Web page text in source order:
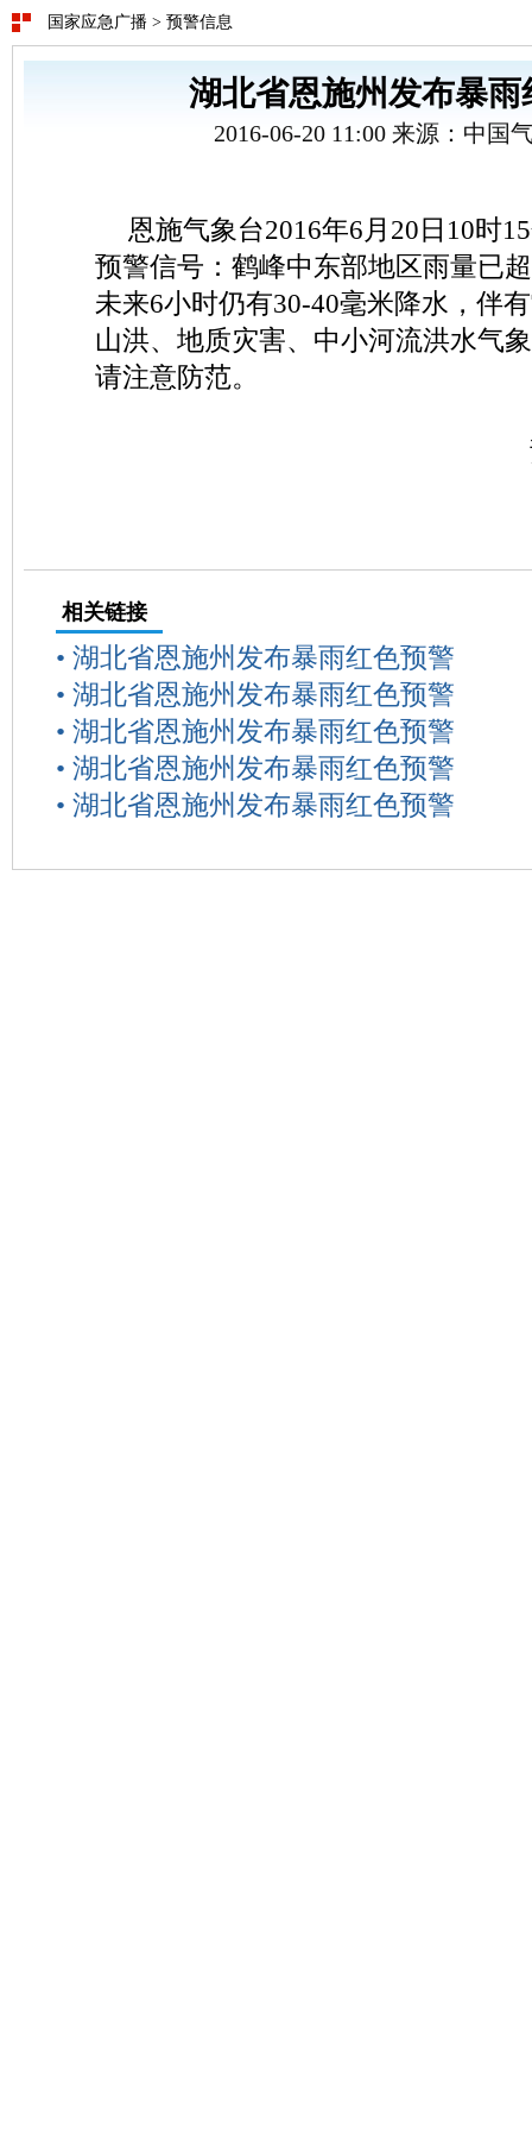
国家应急广播 > 预警信息
湖北省恩施州发布暴雨
2016-06-20 11:00 来源：中国
恩施气象台2016年6月20日10时
预警信号：鹤峰中东部地区雨量已
未来6小时仍有30-40毫米降水，伴
山洪、地质灾害、中小河流洪水气
请注意防范。
相关链接
• 湖北省恩施州发布暴雨红色预警
• 湖北省恩施州发布暴雨红色预警
• 湖北省恩施州发布暴雨红色预警
• 湖北省恩施州发布暴雨红色预警
• 湖北省恩施州发布暴雨红色预警